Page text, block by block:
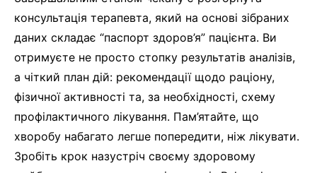
консультація терапевта, який на основі зібраних
даних складає “паспорт здоров’я” пацієнта. Ви
отримуєте не просто стопку результатів аналізів,
а чіткий план дій: рекомендації щодо раціону,
фізичної активності та, за необхідності, схему
профілактичного лікування. Пам’ятайте, що
хворобу набагато легше попередити, ніж лікувати.
Зробіть крок назустріч своєму здоровому